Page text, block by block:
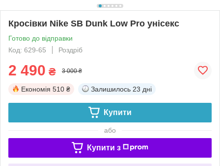
Кросівки Nike SB Dunk Low Pro унісекс
Готово до відправки
Код: 629-65
Роздріб
2 490 ₴ 3 000 ₴
Економія 510 ₴ Залишилось 23 дні
Купити
або
Купити з